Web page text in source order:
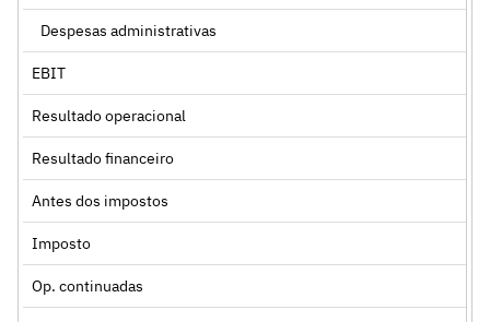
Despesas administrativas
EBIT
Resultado operacional
Resultado financeiro
Antes dos impostos
Imposto
Op. continuadas